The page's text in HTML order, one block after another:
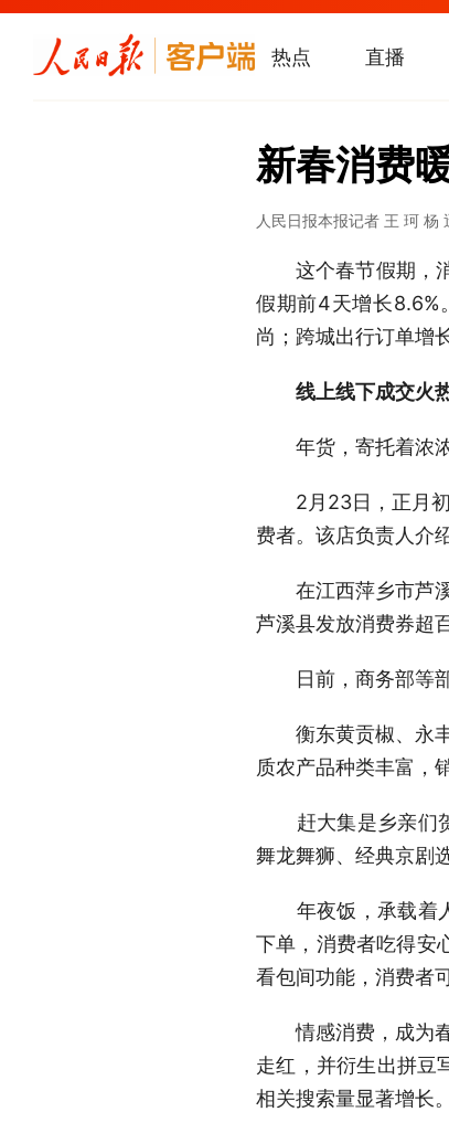
热点 直播
新春消费
人民日报本报记者 王 珂 杨
这个春节假期，消
假期前4天增长8.6%
尚；跨城出行订单增
线上线下成交火
年货，寄托着浓浓
2月23日，正月初
费者。该店负责人介
在江西萍乡市芦溪
芦溪县发放消费券超
日前，商务部等部
衡东黄贡椒、永丰
质农产品种类丰富，
赶大集是乡亲们贺
舞龙舞狮、经典京剧
年夜饭，承载着人
下单，消费者吃得安
看包间功能，消费者
情感消费，成为春
走红，并衍生出拼豆
相关搜索量显著增长